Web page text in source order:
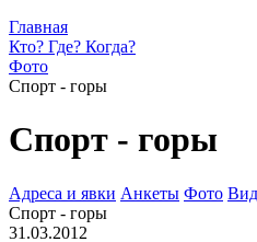
Главная
Кто? Где? Когда?
Фото
Спорт - горы
Спорт - горы
Адреса и явки Анкеты Фото
Спорт - горы
31.03.2012